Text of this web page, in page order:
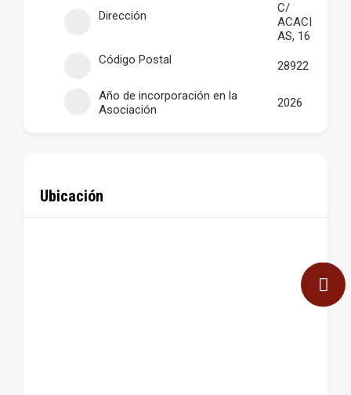
Dirección
C/
ACACI
AS, 16
Código Postal
28922
Año de incorporación en la
Asociación
2026
Ubicación